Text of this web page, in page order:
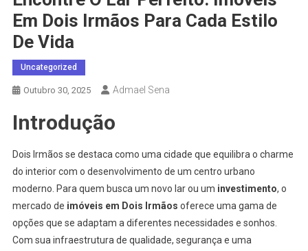
Em Dois Irmãos Para Cada Estilo
De Vida
Uncategorized
Outubro 30, 2025 Admael Sena
Introdução
Dois Irmãos se destaca como uma cidade que equilibra o charme
do interior com o desenvolvimento de um centro urbano
moderno. Para quem busca um novo lar ou um investimento, o
mercado de imóveis em Dois Irmãos oferece uma gama de
opções que se adaptam a diferentes necessidades e sonhos.
Com sua infraestrutura de qualidade, segurança e uma